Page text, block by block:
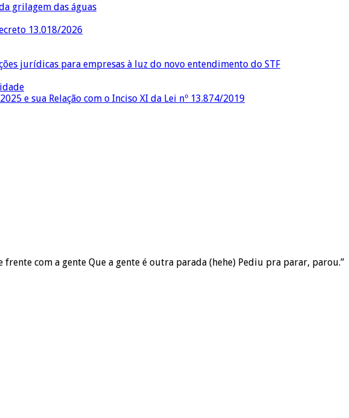
grilagem das águas
13.018/2026
jurídicas para empresas à luz do novo entendimento do STF
e sua Relação com o Inciso XI da Lei nº 13.874/2019
com a gente Que a gente é outra parada (hehe) Pediu pra parar, parou.”